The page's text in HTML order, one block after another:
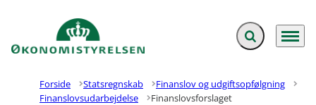
Gå til forsiden Fold søgefelt ud
Menu
Forside Statsregnskab
Finanslov og udgiftsopfølgning
Finanslovsudarbejdelse
Finanslovsforslaget